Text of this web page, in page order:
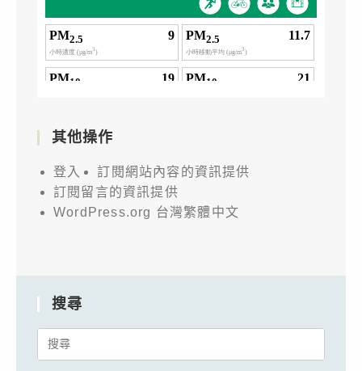
其他操作
登入
訂閱網站內容的資訊提供
訂閱留言的資訊提供
WordPress.org 台灣繁體中文
搜尋
Search